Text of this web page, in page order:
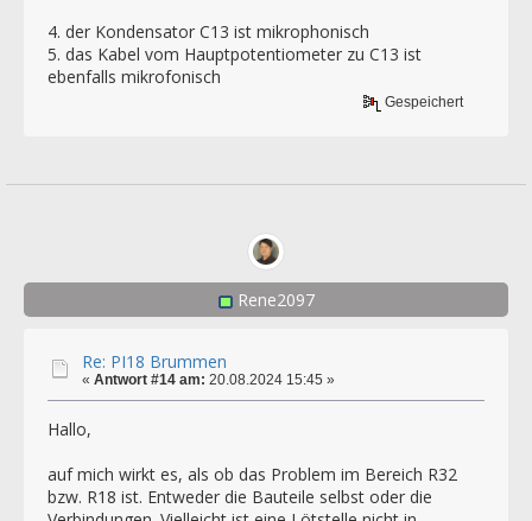
4. der Kondensator C13 ist mikrophonisch
5. das Kabel vom Hauptpotentiometer zu C13 ist
ebenfalls mikrofonisch
Gespeichert
Rene2097
Re: PI18 Brummen
« Antwort #14 am: 20.08.2024 15:45 »
Hallo,
auf mich wirkt es, als ob das Problem im Bereich R32
bzw. R18 ist. Entweder die Bauteile selbst oder die